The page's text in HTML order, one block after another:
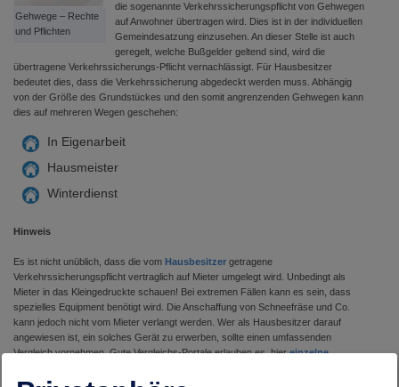
Gehwege – Rechte
und Pflichten
die sogenannte Verkehrssicherungspflicht von Gehwegen
auf Anwohner übertragen wird. Dies ist in der individuellen
Gemeindesatzung einzusehen. An dieser Stelle ist auch
geregelt, welche Bußgelder geltend sind, wird die
übertragene Verkehrssicherungs-Pflicht vernachlässigt. Für Hausbesitzer
bedeutet dies, dass die Verkehrssicherung abgedeckt werden muss. Abhängig
von der Größe des Grundstückes und den somit angrenzenden Gehwegen kann
dies auf mehreren Wegen geschehen:
In Eigenarbeit
Hausmeister
Winterdienst
Hinweis
Es ist nicht unüblich, dass die vom Hausbesitzer getragene
Verkehrssicherungspflicht vertraglich auf Mieter umgelegt wird. Unbedingt als
Mieter in das Kleingedruckte schauen! Bei extremen Fällen kann es sein, dass
spezielles Equipment benötigt wird. Die Anschaffung von Schneefräse und Co.
kann jedoch nicht vom Mieter verlangt werden. Wer als Hausbesitzer darauf
angewiesen ist, ein solches Gerät zu erwerben, sollte einen umfassenden
Vergleich vornehmen. Gute Vergleichs-Portale erlauben es, hiereinzelne